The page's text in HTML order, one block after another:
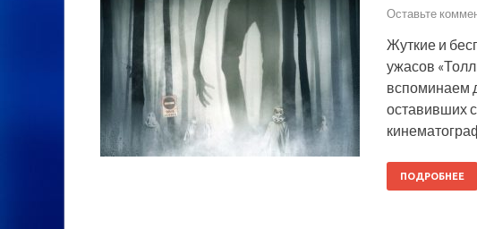
Оставьте
Жуткие и
ужасов
вспоминаем
оставивших
ПОДРОБНЕЕ